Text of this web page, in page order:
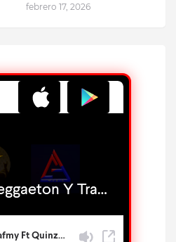
febrero 17, 2026